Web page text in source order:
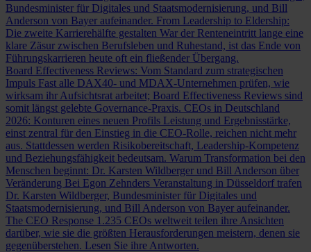
Bundesminister für Digitales und Staatsmodernisierung, und Bill
Anderson von Bayer aufeinander. From Leadership to Eldership:
Die zweite Karrierehälfte gestalten War der Renteneintritt lange eine
klare Zäsur zwischen Berufsleben und Ruhestand, ist das Ende von
Führungskarrieren heute oft ein fließender Übergang.
Board Effectiveness Reviews: Vom Standard zum strategischen
Impuls Fast alle DAX40- und MDAX-Unternehmen prüfen, wie
wirksam ihr Aufsichtsrat arbeitet; Board Effectiveness Reviews sind
somit längst gelebte Governance-Praxis. CEOs in Deutschland
2026: Konturen eines neuen Profils Leistung und Ergebnisstärke,
einst zentral für den Einstieg in die CEO-Rolle, reichen nicht mehr
aus. Stattdessen werden Risikobereitschaft, Leadership-Kompetenz
und Beziehungsfähigkeit bedeutsam. Warum Transformation bei den
Menschen beginnt: Dr. Karsten Wildberger und Bill Anderson über
Veränderung Bei Egon Zehnders Veranstaltung in Düsseldorf trafen
Dr. Karsten Wildberger, Bundesminister für Digitales und
Staatsmodernisierung, und Bill Anderson von Bayer aufeinander.
The CEO Response 1.235 CEOs weltweit teilen ihre Ansichten
darüber, wie sie die größten Herausforderungen meistern, denen sie
gegenüberstehen. Lesen Sie ihre Antworten.